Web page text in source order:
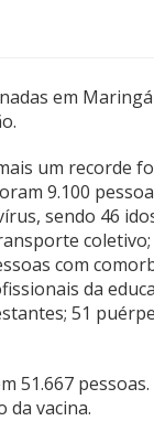
em
um recorde
9.100
sendo 46
com
da
51
51.667
da vacina.